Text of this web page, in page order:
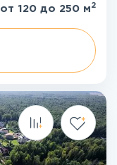
от 120 до 250 м 2